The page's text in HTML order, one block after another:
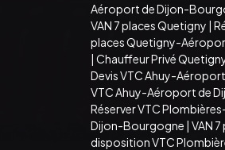
Aéroport de Dijon-
VAN 7 places Quetigny |
places Quetigny-
| Chauffeur Privé
Devis VTC Ahuy-
VTC Ahuy-Aéroport de
Réserver VTC
Dijon-Bourgogne | VAN
disposition VTC